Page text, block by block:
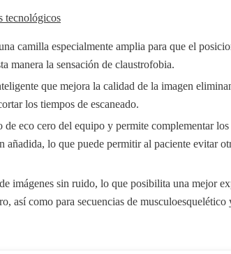
tecnológicos
camilla especialmente amplia para que el
manera la sensación de claustrofobia.
que mejora la calidad de la imagen
los tiempos de escaneado.
de eco cero del equipo y permite complementar los
lo que puede permitir al paciente evitar
imágenes sin ruido, lo que posibilita una mejor
así como para secuencias de musculoesquelético